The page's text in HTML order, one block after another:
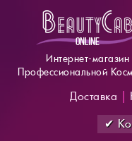
Интернет-магазин
Профессиональной
Доставка
✔